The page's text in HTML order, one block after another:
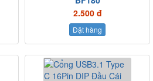
2.500 đ
Đặt hàng